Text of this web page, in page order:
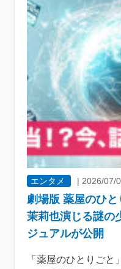
エンタメ | 2026/07/
劇場版 薬屋のひ
茉莉也演じる謎の
ジュアルが公開
「薬屋のひとりご